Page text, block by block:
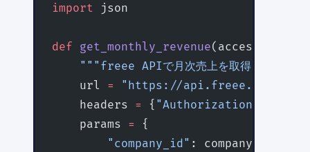
import json
def get_monthly_revenue
    """freee APIで月次売上を取得"""
    url
= "https://api.freee.co.jp/
    headers
= { "Authorization"
    params
= {
        "company_id"
: company_id,